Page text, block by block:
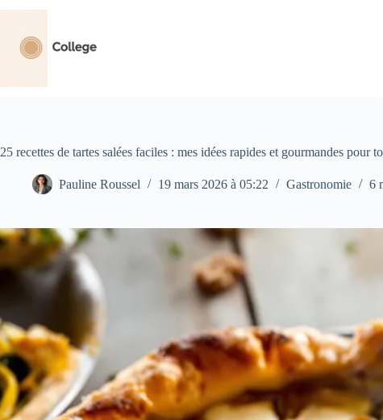
contenu
25 recettes de tartes salées faciles : mes idées rapides et gourmandes pour
Pauline Roussel 19 mars 2026 à 05:22 Gastronomie 6